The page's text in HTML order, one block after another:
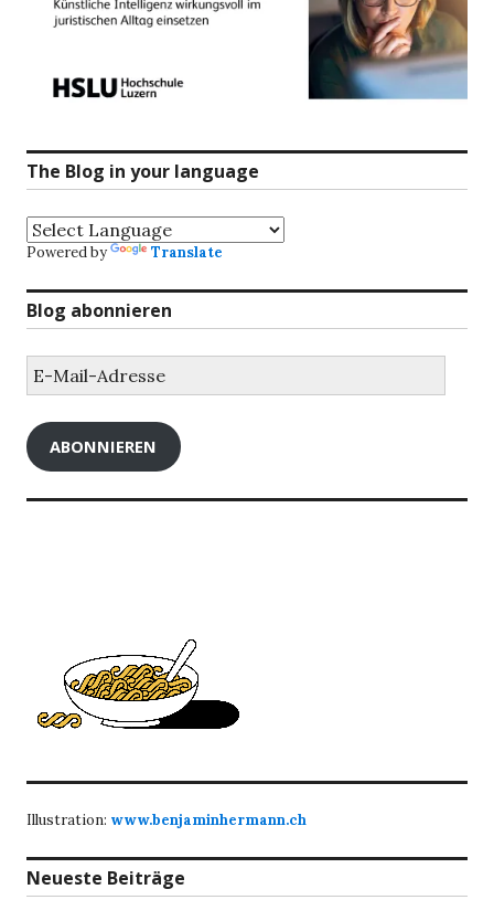
The Blog in your language
Powered by Translate
Blog abonnieren
Mail-
ABONNIEREN
Illustration: www.benjaminhermann.ch
Neueste Beiträge